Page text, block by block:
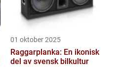
01 oktober 2025
Raggarplanka: En ikonisk
del av svensk bilkultur